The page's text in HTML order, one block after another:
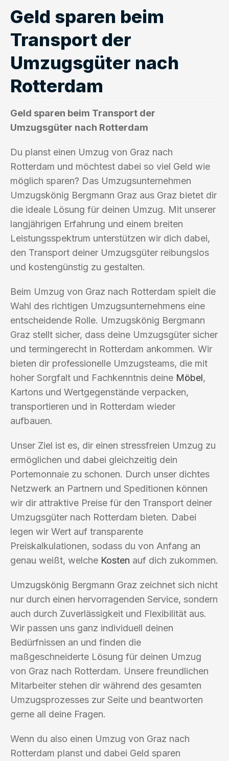
Geld sparen beim
Transport der
Umzugsgüter nach
Rotterdam
Geld sparen beim Transport der
Umzugsgüter nach Rotterdam
Du planst einen Umzug von Graz nach
Rotterdam und möchtest dabei so viel Geld wie
möglich sparen? Das Umzugsunternehmen
Umzugskönig Bergmann Graz aus Graz bietet dir
die ideale Lösung für deinen Umzug. Mit unserer
langjährigen Erfahrung und einem breiten
Leistungsspektrum unterstützen wir dich dabei,
den Transport deiner Umzugsgüter reibungslos
und kostengünstig zu gestalten.
Beim Umzug von Graz nach Rotterdam spielt die
Wahl des richtigen Umzugsunternehmens eine
entscheidende Rolle. Umzugskönig Bergmann
Graz stellt sicher, dass deine Umzugsgüter sicher
und termingerecht in Rotterdam ankommen. Wir
bieten dir professionelle Umzugsteams, die mit
hoher Sorgfalt und Fachkenntnis deine Möbel,
Kartons und Wertgegenstände verpacken,
transportieren und in Rotterdam wieder
aufbauen.
Unser Ziel ist es, dir einen stressfreien Umzug zu
ermöglichen und dabei gleichzeitig dein
Portemonnaie zu schonen. Durch unser dichtes
Netzwerk an Partnern und Speditionen können
wir dir attraktive Preise für den Transport deiner
Umzugsgüter nach Rotterdam bieten. Dabei
legen wir Wert auf transparente
Preiskalkulationen, sodass du von Anfang an
genau weißt, welche Kosten auf dich zukommen.
Umzugskönig Bergmann Graz zeichnet sich nicht
nur durch einen hervorragenden Service, sondern
auch durch Zuverlässigkeit und Flexibilität aus.
Wir passen uns ganz individuell deinen
Bedürfnissen an und finden die
maßgeschneiderte Lösung für deinen Umzug
von Graz nach Rotterdam. Unsere freundlichen
Mitarbeiter stehen dir während des gesamten
Umzugsprozesses zur Seite und beantworten
gerne all deine Fragen.
Wenn du also einen Umzug von Graz nach
Rotterdam planst und dabei Geld sparen